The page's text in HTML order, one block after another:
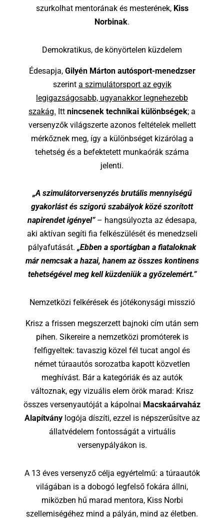
szurkolhat mentorának és mesterének, Kiss
Norbinak.
Demokratikus, de könyörtelen küzdelem
Édesapja, Gilyén Márton autósport-menedzser
szerint a szimulátorsport az egyik
legigazságosabb, ugyanakkor legnehezebb
szakág. Itt nincsenek technikai különbségek; a
versenyzők világszerte azonos feltételek mellett
mérkőznek meg, így a különbséget kizárólag a
tehetség és a befektetett munkaórák száma
jelenti.
„A szimulátorversenyzés brutális mennyiségű
gyakorlást és szigorú szabályok közé szorított
napirendet igényel”– hangsúlyozta az édesapa,
aki aktívan segíti fia felkészülését és menedzseli
pályafutását. „Ebben a sportágban a fiataloknak
már nemcsak a hazai, hanem az összes kontinens
tehetségével meg kell küzdeniük a győzelemért.”
Nemzetközi felkérések és jótékonysági misszió
Krisz a frissen megszerzett bajnoki cím után sem
pihen. Sikereire a nemzetközi promóterek is
felfigyeltek: tavaszig közel fél tucat angol és
német túraautós sorozatba kapott közvetlen
meghívást. Bár a kategóriák és az autók
változnak, egy vizuális elem örök marad: Krisz
összes versenyautóját a kápolnai Macskaárvaház
Alapítványlogója díszíti, ezzel is népszerűsítve az
állatvédelem fontosságát a virtuális
versenypályákon is.
A 13 éves versenyző célja egyértelmű: a túraautók
világában is a dobogó legfelső fokára állni,
miközben hű marad mentora, Kiss Norbi
szellemiségéhez mind a pályán, mind az életben.